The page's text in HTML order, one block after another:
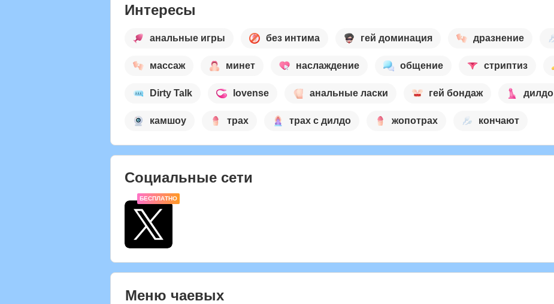
Интересы
анальные игры без интима гей доминация дразнение
массаж минет наслаждение общение стриптиз
Dirty Talk lovense анальные ласки гей бондаж дилдо
камшоу трах трах с дилдо жопотрах кончают
Социальные сети
БЕСПЛАТНО
Меню чаевых